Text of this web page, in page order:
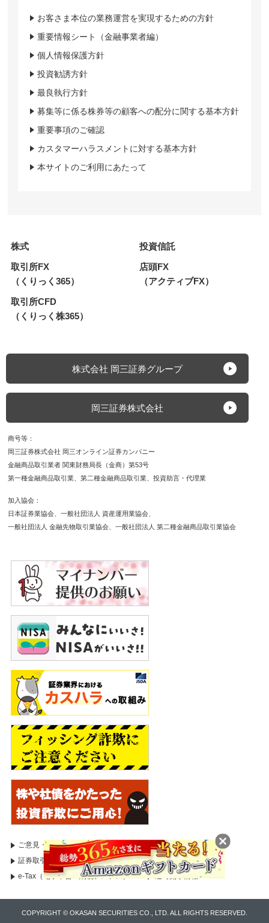
お客さま本位の業務運営を実現するための方針
重要情報シート（金融事業者編）
個人情報保護方針
投資勧誘方針
最良執行方針
募集等に係る株券等の顧客への配分に関する基本方針
重要事項のご確認
カスタマーハラスメントに対する基本方針
本サイトのご利用にあたって
株式
投資信託
取引所FX
（くりっく365）
店頭FX
（アクティブFX）
取引所CFD
（くりっく株365）
株式会社 岡三証券グループ
岡三証券株式会社
商号等
岡三証券株式会社 岡三オンライン証券カンパニー
金融商品取引業者 関東財務局長（金商）第53号
第一種金融商品取引業
第二種金融商品取引業 投資助言・代理業
加入協会
日本証券業協会
一般社団法人 資産運用業協会
一般社団法人 金融先物取引業協会
一般社団法人 第二種金融商品取引業協会
ご意見・苦情等のお申出
証券取引等監視委員会
証券取引等監視委員会（情報受付）
国税庁
e-Tax（電子申告・納税システム）
適時開示情報
COPYRIGHT © OKASAN SECURITIES CO., LTD. ALL RIGHTS RESERVED.